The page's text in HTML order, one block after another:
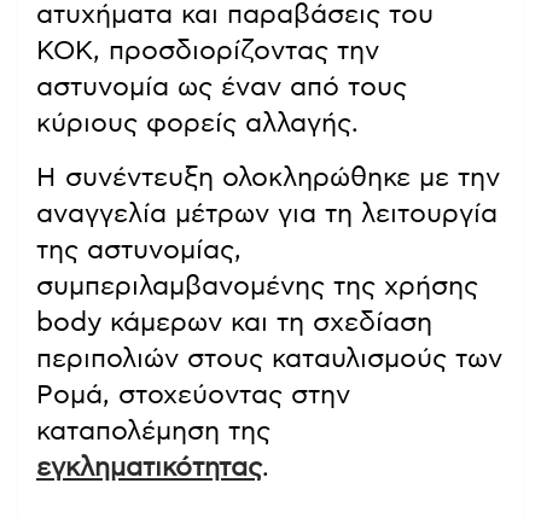
ατυχήματα και παραβάσεις του
ΚΟΚ, προσδιορίζοντας την
αστυνομία ως έναν από τους
κύριους φορείς αλλαγής.
Η συνέντευξη ολοκληρώθηκε με την
αναγγελία μέτρων για τη λειτουργία
της αστυνομίας,
συμπεριλαμβανομένης της χρήσης
body κάμερων και τη σχεδίαση
περιπολιών στους καταυλισμούς των
Ρομά, στοχεύοντας στην
καταπολέμηση της
εγκληματικότητας.